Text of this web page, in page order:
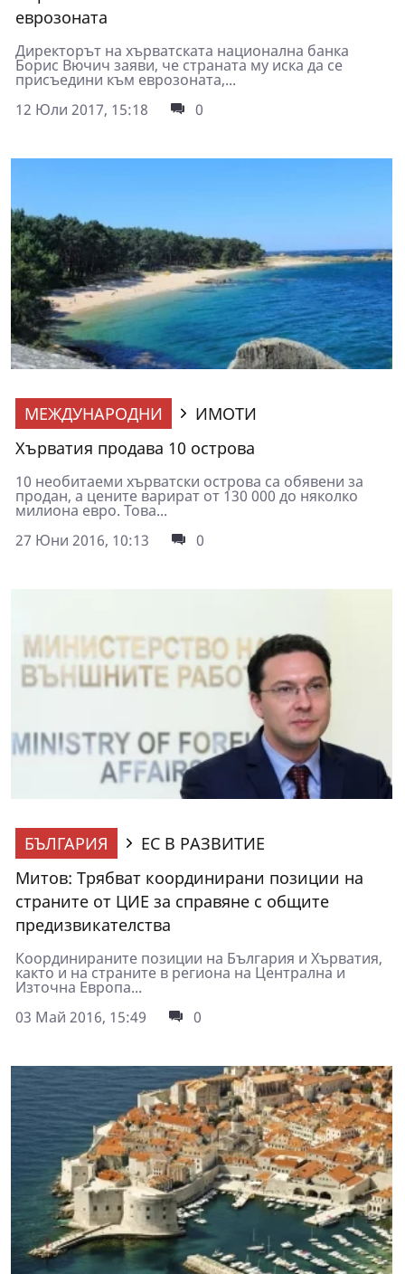
еврозоната
Директорът на хърватската национална банка
Борис Вючич заяви, че страната му иска да се
присъедини към еврозоната,...
12 Юли 2017, 15:18
0
МЕЖДУНАРОДНИ
ИМОТИ
Хърватия продава 10 острова
10 необитаеми хърватски острова са обявени за
продан, а цените варират от 130 000 до няколко
милиона евро. Това...
27 Юни 2016, 10:13
0
БЪЛГАРИЯ
ЕС В РАЗВИТИЕ
Митов: Трябват координирани позиции на
страните от ЦИЕ за справяне с общите
предизвикателства
Координираните позиции на България и Хърватия,
както и на страните в региона на Централна и
Източна Европа...
03 Май 2016, 15:49
0